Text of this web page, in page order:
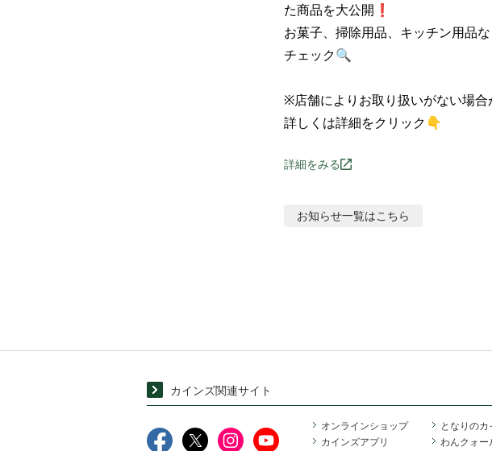
た商品を大公開❗
お菓子、掃除用品、キッチン用品
チェック🔍
※店舗によりお取り扱いがない場合
詳しくは詳細をクリック👇
詳細をみる
お知らせ一覧はこちら
カインズ関連サイト
オンラインショップ
カインズアプリ
となりの
わんクォー